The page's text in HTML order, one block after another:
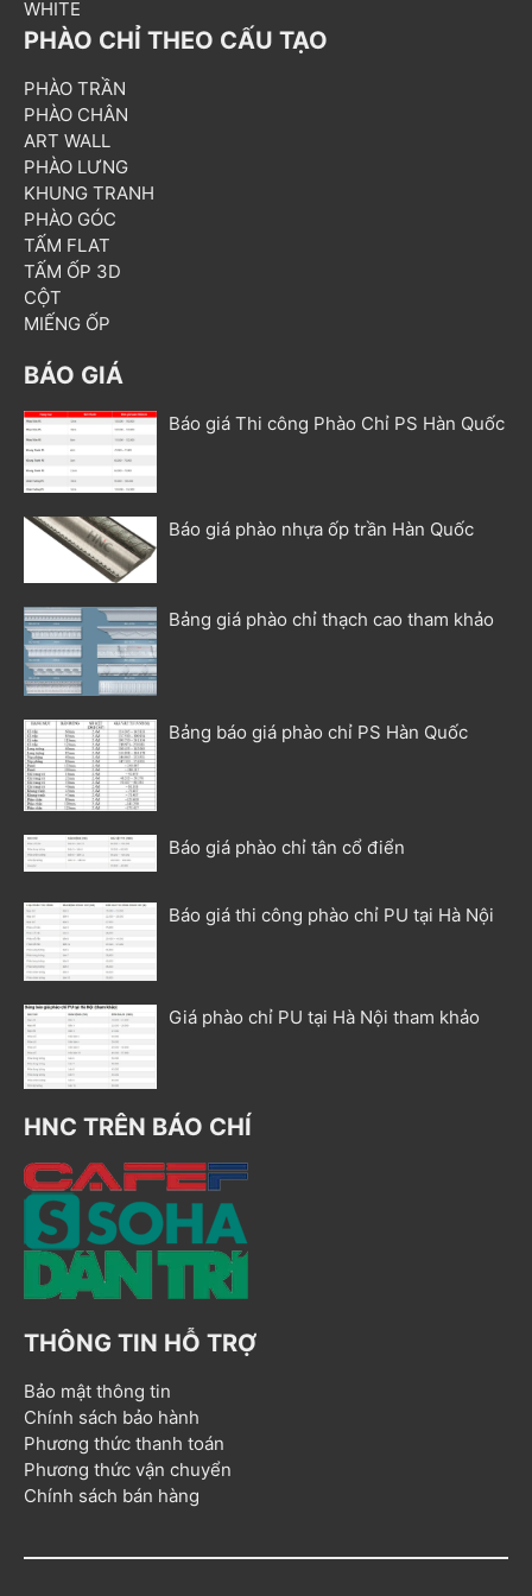
WHITE
PHÀO CHỈ THEO CẤU TẠO
PHÀO TRẦN
PHÀO CHÂN
ART WALL
PHÀO LƯNG
KHUNG TRANH
PHÀO GÓC
TẤM FLAT
TẤM ỐP 3D
CỘT
MIẾNG ỐP
BÁO GIÁ
Báo giá Thi công Phào Chỉ PS Hàn Quốc
Báo giá phào nhựa ốp trần Hàn Quốc
Bảng giá phào chỉ thạch cao tham khảo
Bảng báo giá phào chỉ PS Hàn Quốc
Báo giá phào chỉ tân cổ điển
Báo giá thi công phào chỉ PU tại Hà Nội
Giá phào chỉ PU tại Hà Nội tham khảo
HNC TRÊN BÁO CHÍ
THÔNG TIN HỖ TRỢ
Bảo mật thông tin
Chính sách bảo hành
Phương thức thanh toán
Phương thức vận chuyển
Chính sách bán hàng